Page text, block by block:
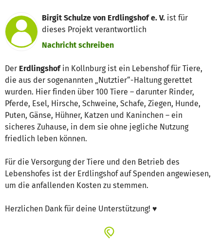
Birgit Schulze von Erdlingshof e. V. ist für
dieses Projekt verantwortlich
Nachricht schreiben
Der Erdlingshofin Kollnburg ist ein Lebenshof für Tiere,
die aus der sogenannten „Nutztier“-Haltung gerettet
wurden. Hier finden über 100 Tiere – darunter Rinder,
Pferde, Esel, Hirsche, Schweine, Schafe, Ziegen, Hunde,
Puten, Gänse, Hühner, Katzen und Kaninchen – ein
sicheres Zuhause, in dem sie ohne jegliche Nutzung
friedlich leben können.
Für die Versorgung der Tiere und den Betrieb des
Lebenshofes ist der Erdlingshof auf Spenden angewiesen,
um die anfallenden Kosten zu stemmen.
Herzlichen Dank für deine Unterstützung! ♥️